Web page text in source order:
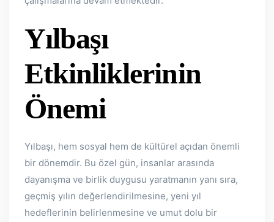
Yılbaşı
Etkinliklerinin
Önemi
Yılbaşı, hem sosyal hem de kültürel açıdan önemli
bir dönemdir. Bu özel gün, insanlar arasında
dayanışma ve birlik duygusu yaratmanın yanı sıra,
geçmiş yılın değerlendirilmesine, yeni yıl
hedeflerinin belirlenmesine ve umut dolu bir